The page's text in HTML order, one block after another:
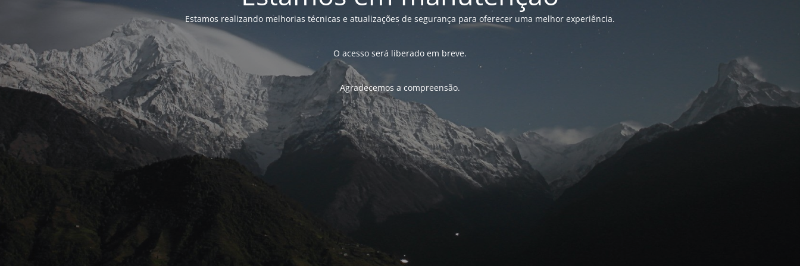
Estamos realizando melhorias técnicas e atualizações de segurança para oferecer uma melhor experiência.
O acesso será liberado em breve.
Agradecemos a compreensão.